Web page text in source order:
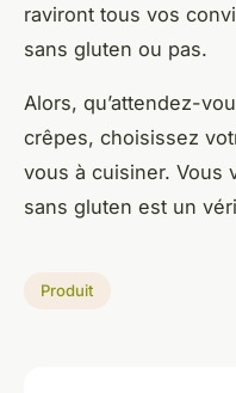
raviront tous vos
sans gluten ou pas.
Alors, qu’attendez-
crêpes, choisissez
vous à cuisiner. Vous
sans gluten est un
Produit